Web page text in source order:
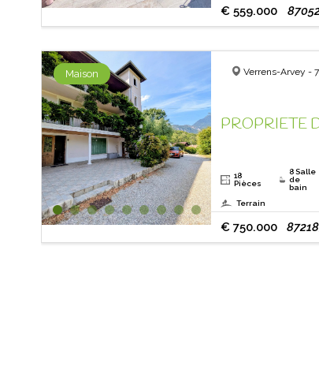
€ 559.000
Maison Verrens-Arvey -
18
Pièces
8 Salle
de
bain
Terrain
€ 750.000